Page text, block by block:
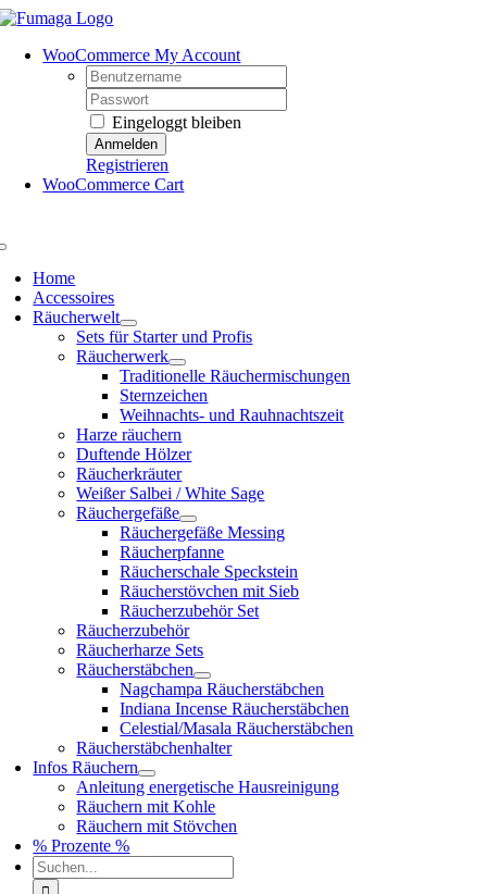
Skip
contentWooCommerce My Account
Username:
Password:
Eingeloggt bleiben
Registrieren
WooCommerce Cart
Home
Accessoires
Räucherwelt
Sets für Starter und Profis
Räucherwerk
Traditionelle Räuchermischungen
Sternzeichen
Weihnachts- und Rauhnachtszeit
Harze räuchern
Duftende Hölzer
Räucherkräuter
Weißer Salbei / White Sage
Räuchergefäße
Räuchergefäße Messing
Räucherpfanne
Räucherschale Speckstein
Räucherstövchen mit Sieb
Räucherzubehör Set
Räucherzubehör
Räucherharze Sets
Räucherstäbchen
Nagchampa Räucherstäbchen
Indiana Incense Räucherstäbchen
Celestial/Masala Räucherstäbchen
Räucherstäbchenhalter
Infos Räuchern
Anleitung energetische Hausreinigung
Räuchern mit Kohle
Räuchern mit Stövchen
% Prozente %
Suche
nach: